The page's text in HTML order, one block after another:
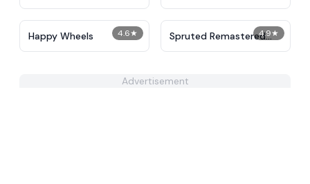
Demolition
4.6★
Happy Wheels 4.9★
Spruted Remastered
Alternative Phase 2
Advertisement